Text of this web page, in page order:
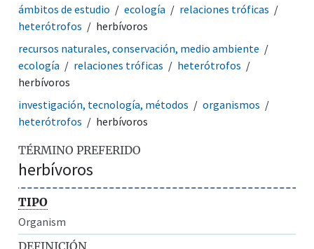
ámbitos de estudio ecología
relaciones tróficas
heterótrofos
herbívoros
recursos naturales, conservación, medio ambiente
ecología
relaciones tróficas
heterótrofos
herbívoros
investigación, tecnología, métodos
organismos
heterótrofos
herbívoros
TÉRMINO PREFERIDO
herbívoros
TIPO
Organism
DEFINICIÓN